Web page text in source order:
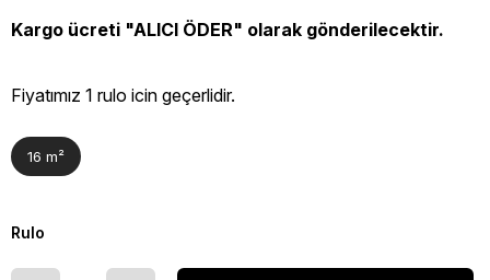
Kargo ücreti "ALICI ÖDER" olarak gönderilecektir.
Fiyatımız 1 rulo icin geçerlidir.
16 m²
Rulo